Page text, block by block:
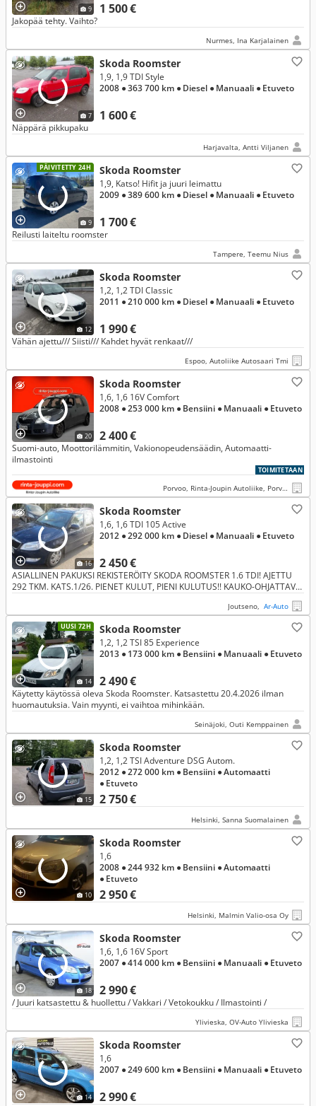
9 1 500 €
Jakopää tehty. Vaihto?
Nurmes, Ina Karjalainen
7
Skoda Roomster
1 600 €
1,9, 1,9 TDI Style
2008 ● 363 700 km ● Diesel ● Manuaali ● Etuveto
Näppärä pikkupaku
Harjavalta, Antti Viljanen
PÄIVITETTY 24H
9
Skoda Roomster
1 700 €
1,9, Katso! Hifit ja juuri leimattu
2009 ● 389 600 km ● Diesel ● Manuaali ● Etuveto
Reilusti laiteltu roomster
Tampere, Teemu Nius
12
Skoda Roomster
1 990 €
1,2, 1,2 TDI Classic
2011 ● 210 000 km ● Diesel ● Manuaali ● Etuveto
Vähän ajettu/// Siisti/// Kahdet hyvät renkaat///
Espoo, Autoliike Autosaari Tmi
20
Skoda Roomster
2 400 €
1,6, 1,6 16V Comfort
2008 ● 253 000 km ● Bensiini ● Manuaali ● Etuveto
Suomi-auto, Moottorilämmitin, Vakionopeudensäädin, Automaatti-
ilmastointi
TOIMITETAAN
Porvoo, Rinta-Joupin Autoliike, Porvoo
16
Skoda Roomster
2 450 €
1,6, 1,6 TDI 105 Active
2012 ● 292 000 km ● Diesel ● Manuaali ● Etuveto
ASIALLINEN PAKUKSI REKISTERÖITY SKODA ROOMSTER 1.6 TDI! AJETTU
292 TKM. KATS.1/26. PIENET KULUT, PIENI KULUTUS!! KAUKO-OHJATTAVA
Joutseno, Ar-Auto
UUSI 72H
14
Skoda Roomster
2 490 €
1,2, 1,2 TSI 85 Experience
2013 ● 173 000 km ● Bensiini ● Manuaali ● Etuveto
Käytetty käytössä oleva Skoda Roomster. Katsastettu 20.4.2026 ilman
huomautuksia. Vain myynti, ei vaihtoa mihinkään.
Seinäjoki, Outi Kemppainen
15
Skoda Roomster
2 750 €
1,2, 1,2 TSI Adventure DSG Autom.
2012 ● 272 000 km ● Bensiini ● Automaatti
● Etuveto
Helsinki, Sanna Suomalainen
10
Skoda Roomster
2 950 €
1,6
2008 ● 244 932 km ● Bensiini ● Automaatti
● Etuveto
Helsinki, Malmin Valio-osa Oy
18
Skoda Roomster
2 990 €
1,6, 1,6 16V Sport
2007 ● 414 000 km ● Bensiini ● Manuaali ● Etuveto
/ Juuri katsastettu & huollettu / Vakkari / Vetokoukku / Ilmastointi /
Ylivieska, OV-Auto Ylivieska
14
Skoda Roomster
2 990 €
1,6
2007 ● 249 600 km ● Bensiini ● Manuaali ● Etuveto